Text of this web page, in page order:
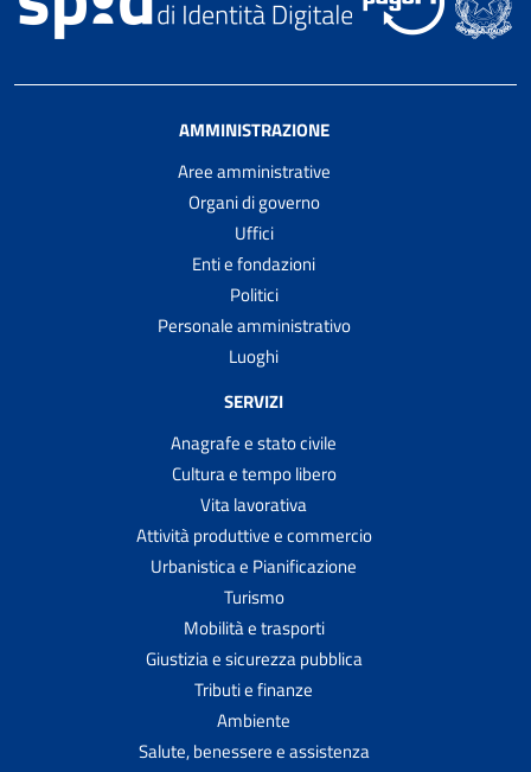
AMMINISTRAZIONE
Aree amministrative
Organi di governo
Uffici
Enti e fondazioni
Politici
Personale amministrativo
Luoghi
SERVIZI
Anagrafe e stato civile
Cultura e tempo libero
Vita lavorativa
Attività produttive e commercio
Urbanistica e Pianificazione
Turismo
Mobilità e trasporti
Giustizia e sicurezza pubblica
Tributi e finanze
Ambiente
Salute, benessere e assistenza